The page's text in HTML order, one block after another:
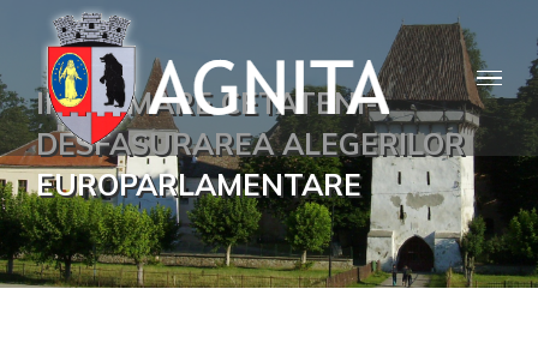
contentINFORMARE CETATENI-
DESFASURAREA ALEGERILOR
EUROPARLAMENTARE